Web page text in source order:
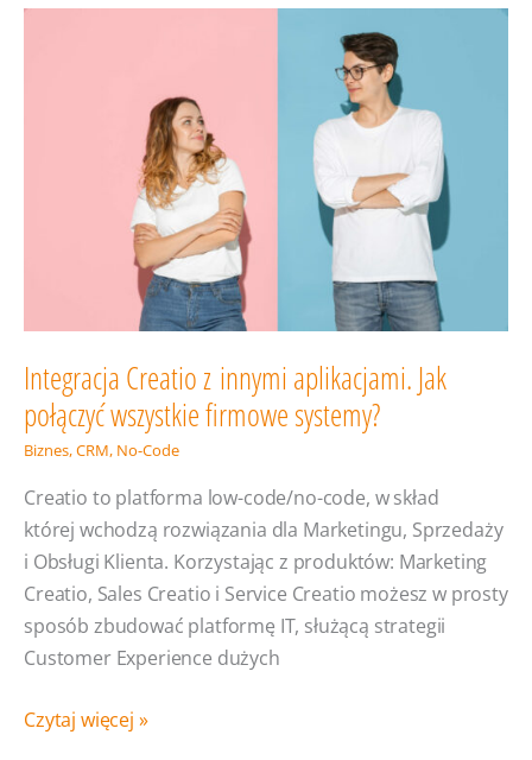
w systemie
Integracja Creatio z innymi aplikacjami. Jak
połączyć wszystkie firmowe systemy?
Biznes,CRM, No-Code
Creatio to platforma low-code/no-code, w skład
której wchodzą rozwiązania dla Marketingu, Sprzedaży
i Obsługi Klienta. Korzystając z produktów: Marketing
Creatio, Sales Creatio i Service Creatio możesz w prosty
sposób zbudować platformę IT, służącą strategii
Customer Experience dużych
Integracja
Czytaj więcej »